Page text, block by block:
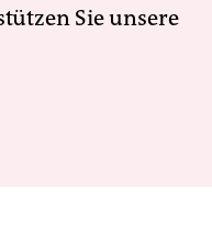
Sie unsere